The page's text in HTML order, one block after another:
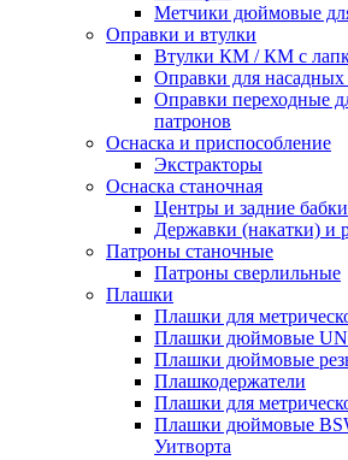
Метчики дюймовые
Оправки и втулки
Втулки КМ / КМ с
Оправки для насадных
Оправки переходные
патронов
Оснаска и приспособление
Экстракторы
Оснаска станочная
Центры и задние бабки
Державки (накатки) и
Патроны станочные
Патроны сверлильные
Плашки
Плашки для
Плашки дюймовые
Плашки дюймовые
Плашкодержатели
Плашки для
Плашки дюймовые
Уитворта